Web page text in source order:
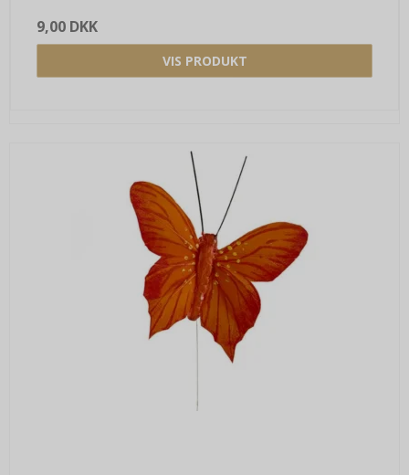
9,00 DKK
VIS PRODUKT